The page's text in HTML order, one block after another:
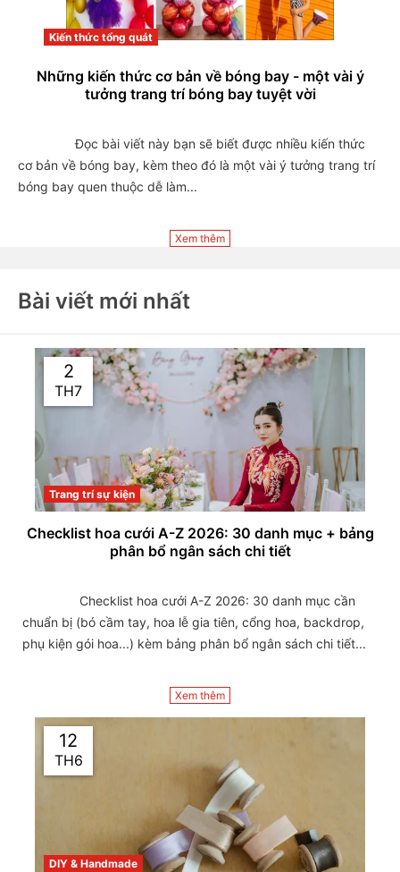
Kiến thức tổng quát
Những kiến thức cơ bản về bóng bay - một vài ý
tưởng trang trí bóng bay tuyệt vời
                Đọc bài viết này bạn sẽ biết được nhiều kiến thức
cơ bản về bóng bay, kèm theo đó là một vài ý tưởng trang trí
bóng bay quen thuộc dễ làm...
Xem thêm
Bài viết mới nhất
2
TH7
Trang trí sự kiện
Checklist hoa cưới A-Z 2026: 30 danh mục + bảng
phân bổ ngân sách chi tiết
chuẩn bị (bó cầm tay, hoa lễ gia tiên, cổng hoa, backdrop,
phụ kiện gói hoa...) kèm bảng phân bổ ngân sách chi tiết...
Xem thêm
12
TH6
DIY & Handmade